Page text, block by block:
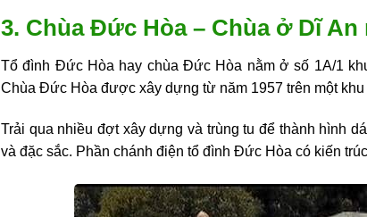
3. Chùa Đức Hòa – Chùa ở Dĩ
Tổ đình Đức Hòa hay chùa Đức Hòa nằm ở số 1A/1
Chùa Đức Hòa được xây dựng từ năm 1957 trên một khu
Trải qua nhiều đợt xây dựng và trùng tu để thành hình
và đặc sắc. Phần chánh điện tổ đình Đức Hòa có kiến